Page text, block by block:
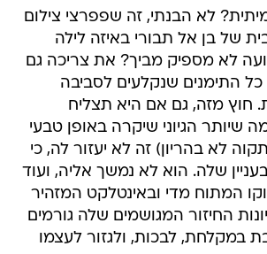
לא הבנתי, זה שפפרצי צילום
של בן אל תבורי באיזה לילה
לא מספיק מביך? את צריכה גם
כל התימנים שנקלעים לסביבה
חוץ מזה, גם אם היא תצליח
שיותר הגיוני שיקרה באופן טבעי
לא בהריון) זה לא יעזור לה, כי
שלה. הוא לא נמשך אליה, ועוד
המתוח מדי ובאינטלקט המזהיר
החיזור המגושמים שלה גורמים
במקלחת, לבכות, ולגזור לעצמו